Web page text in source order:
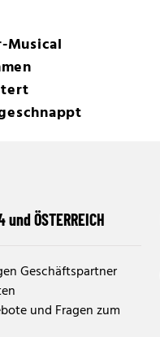
Musical
ÖSTERREICH
Geschäftspartner
und Fragen zum